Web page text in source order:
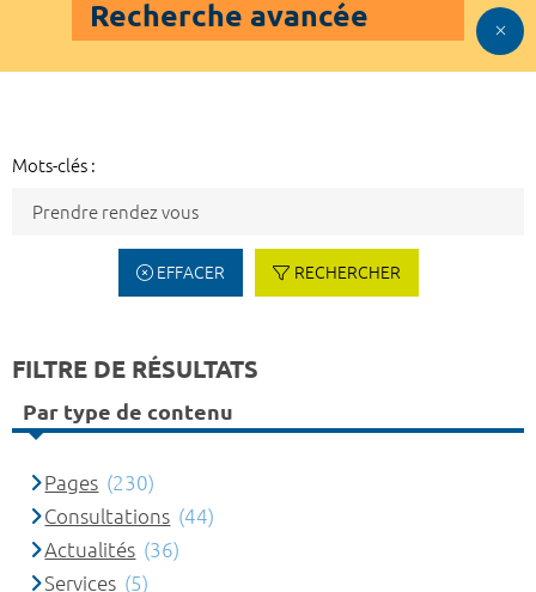
Recherche avancée
Mots-clés :
EFFACER RECHERCHER
FILTRE DE RÉSULTATS
Par type de contenu
Pages (230)
Consultations (44)
Actualités (36)
Services (5)